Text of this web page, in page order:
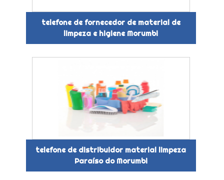
telefone de fornecedor de material de
limpeza e higiene Morumbi
telefone de distribuidor material limpeza
Paraíso do Morumbi